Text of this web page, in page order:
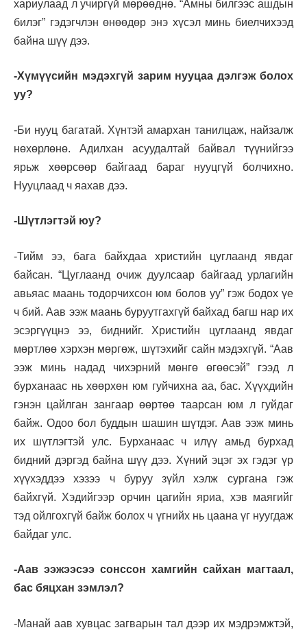
хариулаад л учиргүй мөрөөднө. “Амны билгээс ашдын
билэг” гэдэгчлэн өнөөдөр энэ хүсэл минь биелчихээд
байна шүү дээ.
-Хүмүүсийн мэдэхгүй зарим нууцаа дэлгэж болох
уу?
-Би нууц багатай. Хүнтэй амархан танилцаж, найзалж
нөхөрлөнө. Адилхан асуудалтай байвал түүнийгээ
ярьж хөөрсөөр байгаад бараг нууцгүй болчихно.
Нууцлаад ч яахав дээ.
-Шүтлэгтэй юу?
-Тийм ээ, бага байхдаа христийн цуглаанд явдаг
байсан. “Цуглаанд очиж дуулсаар байгаад урлагийн
авьяас маань тодорчихсон юм болов уу” гэж бодох үе
ч бий. Аав ээж маань буруутгахгүй байхад багш нар их
эсэргүүцнэ ээ, биднийг. Христийн цуглаанд явдаг
мөртлөө хэрхэн мөргөж, шүтэхийг сайн мэдэхгүй. “Аав
ээж минь надад чихэрний мөнгө өгөөсэй” гээд л
бурханаас нь хөөрхөн юм гуйчихна аа, бас. Хүүхдийн
гэнэн цайлган зангаар өөртөө таарсан юм л гуйдаг
байж. Одоо бол буддын шашин шүтдэг. Аав ээж минь
их шүтлэгтэй улс. Бурханаас ч илүү амьд бурхад
бидний дэргэд байна шүү дээ. Хүний эцэг эх гэдэг үр
хүүхэддээ хэзээ ч буруу зүйл хэлж сургана гэж
байхгүй. Хэдийгээр орчин цагийн яриа, хэв маягийг
тэд ойлгохгүй байж болох ч үгнийх нь цаана үг нуугдаж
байдаг улс.
-Аав ээжээсээ сонссон хамгийн сайхан магтаал,
бас бяцхан зэмлэл?
-Манай аав хувцас загварын тал дээр их мэдрэмжтэй,